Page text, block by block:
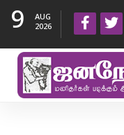
9
AUG
2026